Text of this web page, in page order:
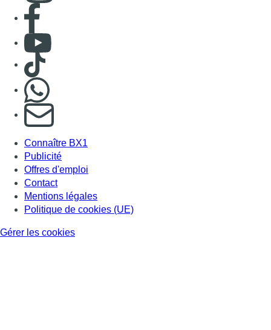
Consulter page Facebook
Consulter Youtube
Consulter TikTok
S'abonner à notre newsletter
Connaître BX1
Publicité
Offres d'emploi
Contact
Mentions légales
Politique de cookies (UE)
Gérer les cookies